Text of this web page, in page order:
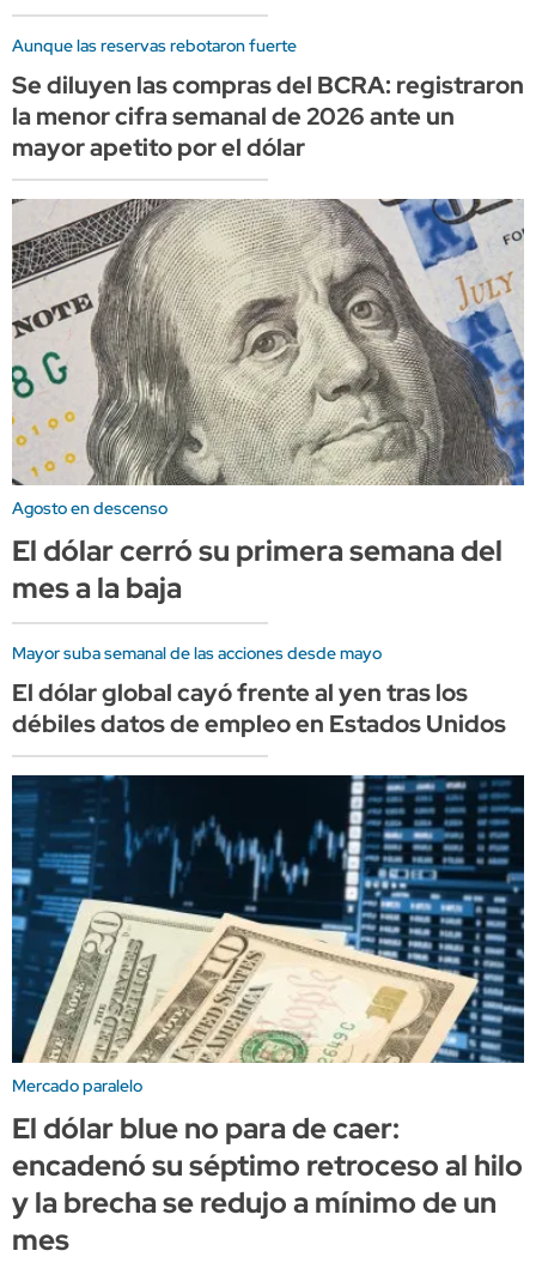
Aunque las reservas rebotaron fuerte
Se diluyen las compras del BCRA: registraron
la menor cifra semanal de 2026 ante un
mayor apetito por el dólar
Agosto en descenso
El dólar cerró su primera semana del
mes a la baja
Mayor suba semanal de las acciones desde mayo
El dólar global cayó frente al yen tras los
débiles datos de empleo en Estados Unidos
Mercado paralelo
El dólar blue no para de caer:
encadenó su séptimo retroceso al hilo
y la brecha se redujo a mínimo de un
mes